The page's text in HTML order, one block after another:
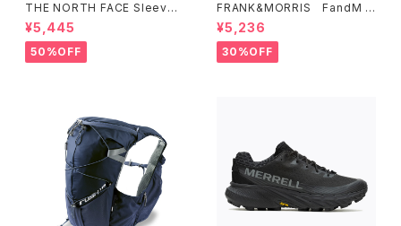
THE NORTH FACE Sleevel
ess Hypervent Crew WOM
EN'S ブラック
¥5,445
50%OFF
FRANK&MORRIS FandM T
ee NV
¥5,236
30%OFF